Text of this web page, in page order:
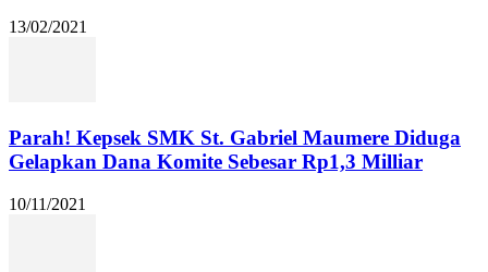
13/02/2021
Parah! Kepsek SMK St. Gabriel Maumere Diduga
Gelapkan Dana Komite Sebesar Rp1,3 Milliar
10/11/2021